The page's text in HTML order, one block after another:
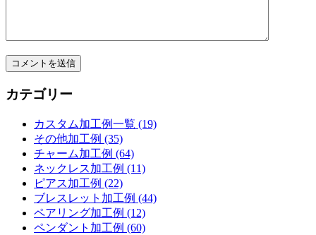
カテゴリー
カスタム加工例一覧 (19)
その他加工例 (35)
チャーム加工例 (64)
ネックレス加工例 (11)
ピアス加工例 (22)
ブレスレット加工例 (44)
ペアリング加工例 (12)
ペンダント加工例 (60)